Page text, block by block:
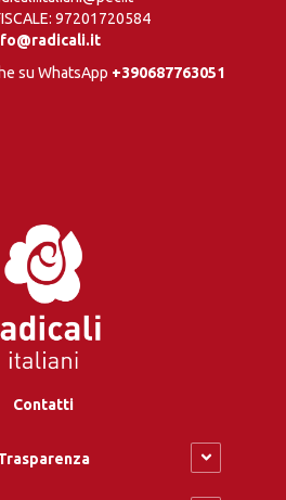
97201720584
su WhatsApp +390687763051
Contatti